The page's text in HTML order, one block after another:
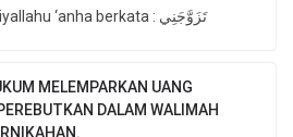
Ta’ala Dari Aisyah radhiyallahu ‘anha berkata : تَزَوَّجَنِي
MELEMPARKAN UANG
DALAM WALIMAH